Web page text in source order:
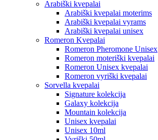
Arabiški kvepalai
Arabiški kvepalai moterims
Arabiški kvepalai vyrams
Arabiški kvepalai unisex
Romeron Kvepalai
Romeron Pheromone Unisex
Romeron moteriški kvepalai
Romeron Unisex kvepalai
Romeron vyriški kvepalai
Sorvella kvepalai
Signature kolekcija
Galaxy kolekcija
Mountain kolekcija
Unisex kvepalai
Unisex 10ml